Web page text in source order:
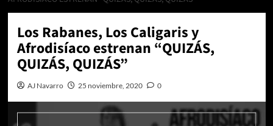
Los Rabanes, Los Caligaris y
Afrodisíaco estrenan “QUIZÁS,
QUIZÁS, QUIZÁS”
AJ Navarro 25 noviembre, 2020 0